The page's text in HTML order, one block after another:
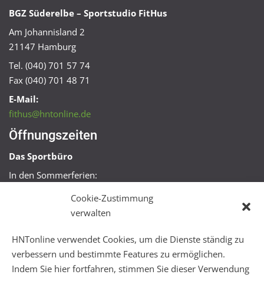
Cookie-Zustimmung
verwalten
HNTonline verwendet Cookies, um die Dienste ständig zu
verbessern und bestimmte Features zu ermöglichen.
Indem Sie hier fortfahren, stimmen Sie dieser Verwendung
BGZ Süderelbe – Sportstudio FitHus
Am Johannisland 2
21147 Hamburg
Tel. (040) 701 57 74
Fax (040) 701 48 71
E-Mail:
fithus@hntonline.de
Öffnungszeiten
Das Sportbüro
In den Sommerferien:
Mo + Mi 16:00 – 18:00 Uhr
Mo – Fr 08:00 – 22:00 Uhr
Sa + So 10:00 – 18:00 Uhr